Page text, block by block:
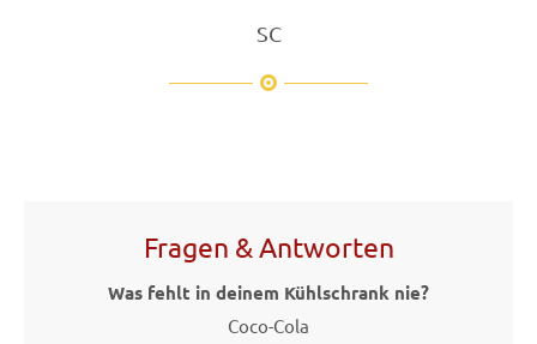
SC
Fragen & Antworten
Was fehlt in deinem Kühlschrank nie?
Coco-Cola